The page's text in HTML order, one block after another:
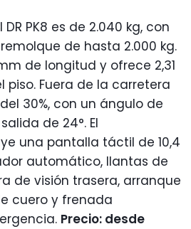
PK8 es de 2.040 kg, con
de hasta 2.000 kg.
de longitud y ofrece 2,31
piso. Fuera de la carretera
30%, con un ángulo de
de 24°. El
una pantalla táctil de 10,4
automático, llantas de
de visión trasera, arranque
cuero y frenada
Precio: desde